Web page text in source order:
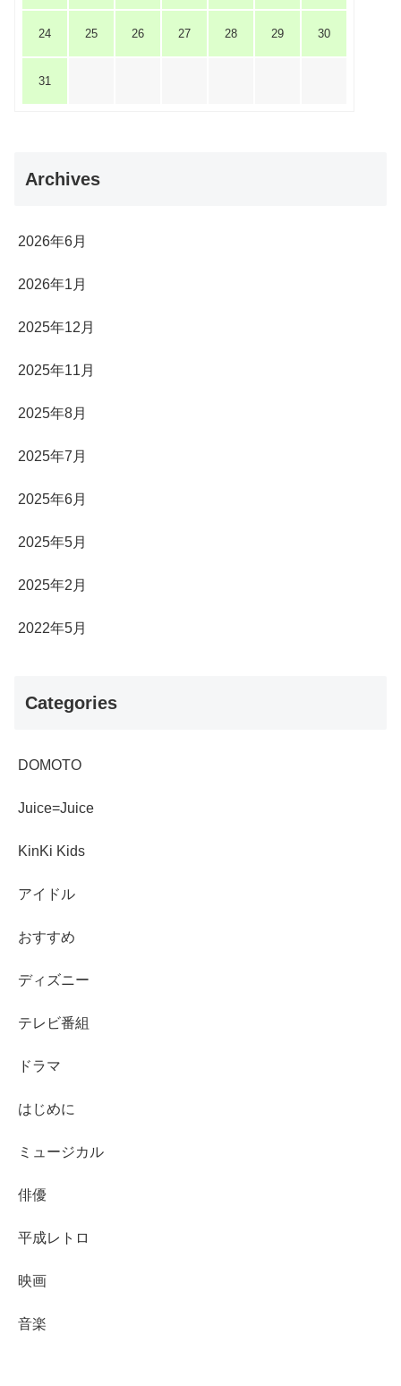
24 25 26 27 28 29 30
31
Archives
2026年6月
2026年1月
2025年12月
2025年11月
2025年8月
2025年7月
2025年6月
2025年5月
2025年2月
2022年5月
Categories
DOMOTO
Juice=Juice
KinKi Kids
アイドル
おすすめ
ディズニー
テレビ番組
ドラマ
はじめに
ミュージカル
俳優
平成レトロ
映画
音楽